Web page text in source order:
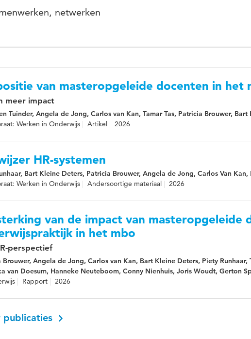
netwerken
van masteropgeleide docenten in het
meer impact
Tuinder, Angela de Jong, Carlos van Kan, Tamar Tas, Patricia Brouwer,
Werken in Onderwijs
Artikel 2026
HR-systemen
Bart Kleine Deters, Patricia Brouwer, Angela de Jong, Carlos Van Kan,
Werken in Onderwijs
Andersoortige materiaal 2026
van de impact van masteropgeleide
in het mbo
perspectief
Brouwer, Angela de Jong, Carlos van Kan, Bart Kleine Deters, Piety Runhaar,
van Doesum, Hanneke Neuteboom, Conny Nienhuis, Joris Woudt, Gerton
Rapport 2026
publicaties